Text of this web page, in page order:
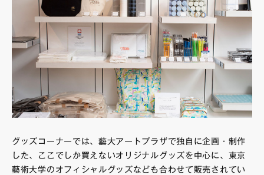
グッズコーナーでは、藝大アートプラザで独自に企画・制作
した、ここでしか買えないオリジナルグッズを中心に、東京
藝術大学のオフィシャルグッズなども合わせて販売されてい